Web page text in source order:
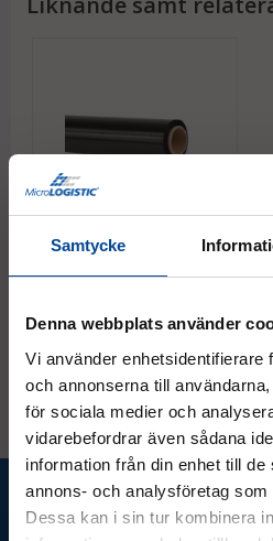
Samtycke
Denna webbplats använder
Vi använder enhetsidentifierare
och annonserna till
för sociala medier och
vidarebefordrar även sådana
information från din enhet till
annons- och analysföretag
Dessa kan i sin tur kombinera
Sträckfilm 450 mm svart,
1 237,50 kr
Ta del av våra bästa